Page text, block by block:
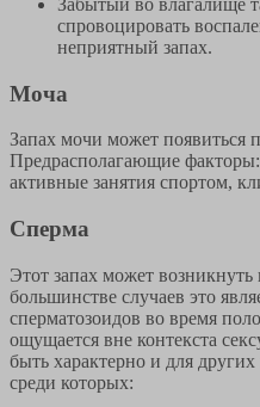
спровоцировать
неприятный запах.
Моча
Запах мочи может появиться
Предрасполагающие
активные занятия спортом,
Сперма
Этот запах может
большинстве случаев это
сперматозоидов во время
ощущается вне контекста
быть характерно и для
среди которых: